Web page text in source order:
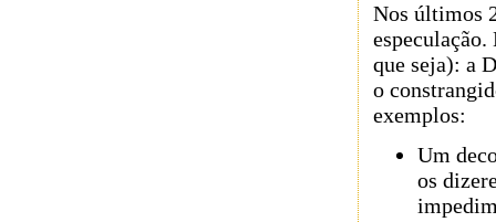
Nos últimos
que seja): a
o
exemplos:
Um
os